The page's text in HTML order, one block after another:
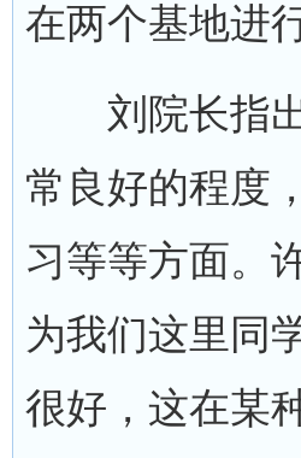
在两个基地进
刘院长指出
常良好的程度
习等等方面。
为我们这里同
很好，这在某